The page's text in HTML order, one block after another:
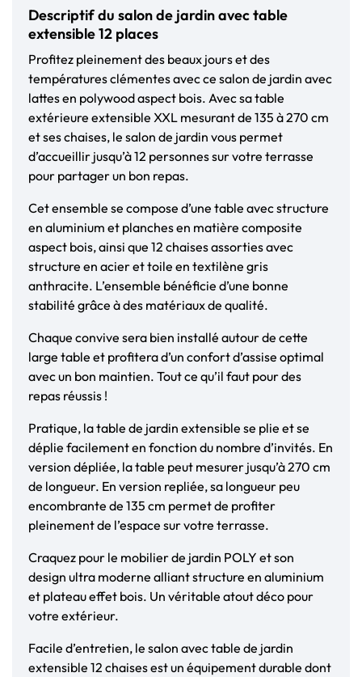
Descriptif du salon de jardin avec table
extensible 12 places
Profitez pleinement des beaux jours et des
températures clémentes avec ce salon de jardin avec
lattes en polywoodaspect bois. Avec sa table
extérieure extensible XXL mesurant de 135 à 270 cm
et ses chaises, le salon de jardin vous permet
d’accueillir jusqu’à 12 personnes sur votre terrasse
pour partager un bon repas.
Cet ensemble se compose d’une table avec structure
en aluminium et planches en matière composite
aspect bois, ainsi que 12 chaises assorties avec
structure en acier et toile en textilène gris
anthracite. L’ensemble bénéficie d’une bonne
stabilité grâce à des matériaux de qualité.
Chaque convive sera bien installé autour de cette
large table et profitera d’un confort d’assise optimal
avec un bon maintien. Tout ce qu’il faut pour des
repas réussis !
Pratique, la table de jardin extensible se plie et se
déplie facilement en fonction du nombre d’invités. En
version dépliée, la table peut mesurer jusqu’à 270 cm
de longueur. En version repliée, sa longueur peu
encombrante de 135 cm permet de profiter
pleinement de l’espace sur votre terrasse.
Craquez pour le mobilier de jardin POLY et son
design ultra moderne alliant structure en aluminium
et plateau effet bois. Un véritable atout déco pour
votre extérieur.
Facile d’entretien, le salon avec table de jardin
extensible 12 chaises est un équipement durable dont